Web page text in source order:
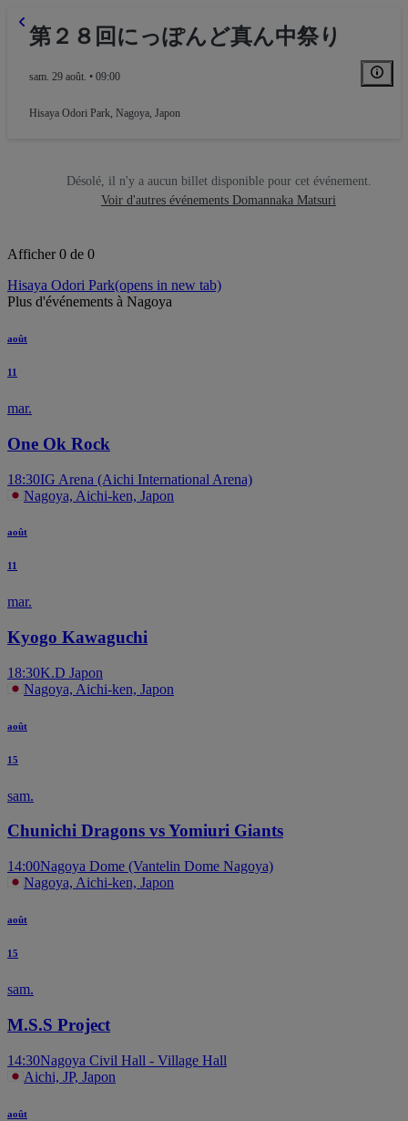
第２８回にっぽんど真ん中祭り
sam. 29 août. • 09:00
Hisaya Odori Park, Nagoya, Japon
Désolé, il n'y a aucun billet disponible pour cet événement.
Voir d'autres événements Domannaka Matsuri
Afficher 0 de 0
Hisaya Odori Park(opens in new tab)
Plus d'événements à Nagoya
août
11
mar.
One Ok Rock
18:30IG Arena (Aichi International Arena)
Nagoya, Aichi-ken, Japon
août
11
mar.
Kyogo Kawaguchi
18:30K.D Japon
Nagoya, Aichi-ken, Japon
août
15
sam.
Chunichi Dragons vs Yomiuri Giants
14:00Nagoya Dome (Vantelin Dome Nagoya)
Nagoya, Aichi-ken, Japon
août
15
sam.
M.S.S Project
14:30Nagoya Civil Hall - Village Hall
Aichi, JP, Japon
août